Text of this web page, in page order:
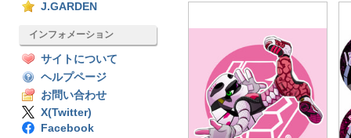
J.GARDEN
インフォメーション
サイトについて
ヘルプページ
お問い合わせ
X(Twitter)
Facebook